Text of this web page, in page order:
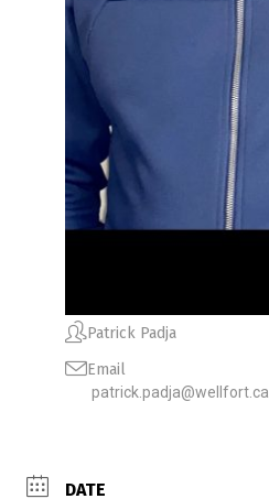
Patrick Padja
Email
patrick.padja@wellfort.ca
DATE